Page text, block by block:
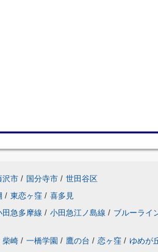
沢市 / 国分寺市 / 世田谷区
/ 東恋ヶ窪 / 喜多見
田急多摩線 / 小田急江ノ島線 / ブルーライ
柴崎 / 一橋学園 / 鷹の台 / 恋ヶ窪 / ゆめが